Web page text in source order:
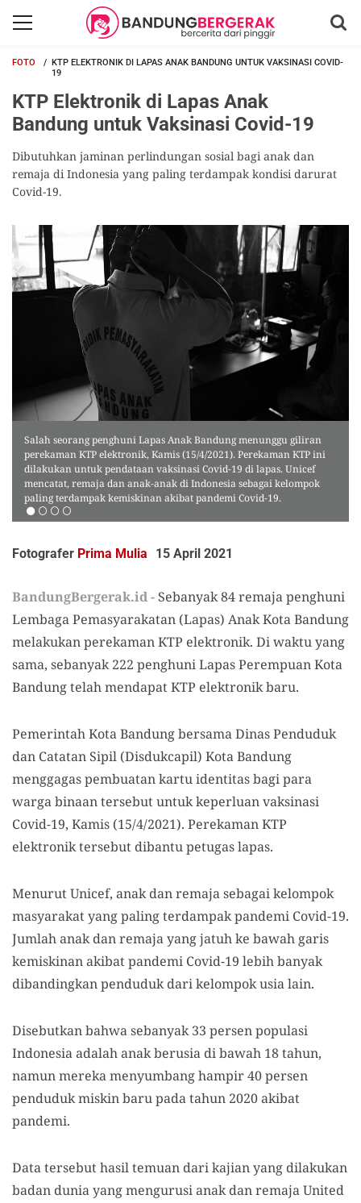
FOTO
KTP ELEKTRONIK DI LAPAS ANAK BANDUNG UNTUK VAKSINASI COVID-
19
KTP Elektronik di Lapas Anak
Bandung untuk Vaksinasi Covid-19
Dibutuhkan jaminan perlindungan sosial bagi anak dan
remaja di Indonesia yang paling terdampak kondisi darurat
Covid-19.
Salah seorang penghuni Lapas Anak Bandung menunggu giliran
perekaman KTP elektronik, Kamis (15/4/2021). Perekaman KTP ini
dilakukan untuk pendataan vaksinasi Covid-19 di lapas. Unicef
mencatat, remaja dan anak-anak di Indonesia sebagai kelompok
paling terdampak kemiskinan akibat pandemi Covid-19.
Fotografer Prima Mulia 15 April 2021
BandungBergerak.id - Sebanyak 84 remaja penghuni
Lembaga Pemasyarakatan (Lapas) Anak Kota Bandung
melakukan perekaman KTP elektronik. Di waktu yang
sama, sebanyak 222 penghuni Lapas Perempuan Kota
Bandung telah mendapat KTP elektronik baru.
Pemerintah Kota Bandung bersama Dinas Penduduk
dan Catatan Sipil (Disdukcapil) Kota Bandung
menggagas pembuatan kartu identitas bagi para
warga binaan tersebut untuk keperluan vaksinasi
Covid-19, Kamis (15/4/2021). Perekaman KTP
elektronik tersebut dibantu petugas lapas.
Menurut Unicef, anak dan remaja sebagai kelompok
masyarakat yang paling terdampak pandemi Covid-19.
Jumlah anak dan remaja yang jatuh ke bawah garis
kemiskinan akibat pandemi Covid-19 lebih banyak
dibandingkan penduduk dari kelompok usia lain.
Disebutkan bahwa sebanyak 33 persen populasi
Indonesia adalah anak berusia di bawah 18 tahun,
namun mereka menyumbang hampir 40 persen
penduduk miskin baru pada tahun 2020 akibat
pandemi.
Data tersebut hasil temuan dari kajian yang dilakukan
badan dunia yang mengurusi anak dan remaja United